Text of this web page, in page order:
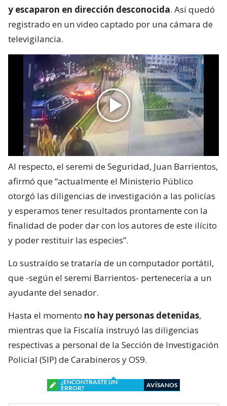
y escaparon en dirección desconocida. Así quedó
registrado en un video captado por una cámara de
televigilancia.
Al respecto, el seremi de Seguridad, Juan Barrientos,
afirmó que “actualmente el Ministerio Público
otorgó las diligencias de investigación a las policías
y esperamos tener resultados prontamente con la
finalidad de poder dar con los autores de este ilícito
y poder restituir las especies”.
Lo sustraído se trataría de un computador portátil,
que -según el seremi Barrientos- pertenecería a un
ayudante del senador.
Hasta el momento no hay personas detenidas,
mientras que la Fiscalía instruyó las diligencias
respectivas a personal de la Sección de Investigación
Policial (SIP) de Carabineros y OS9.
¿ENCONTRASTE UN
ERROR?
AVÍSANOS